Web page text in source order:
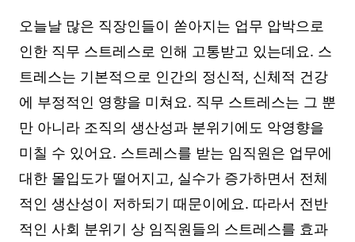
오늘날 많은 직장인들이 쏟아지는 업무 압박으로
인한 직무 스트레스로 인해 고통받고 있는데요. 스
트레스는 기본적으로 인간의 정신적, 신체적 건강
에 부정적인 영향을 미쳐요. 직무 스트레스는 그 뿐
만 아니라 조직의 생산성과 분위기에도 악영향을
미칠 수 있어요. 스트레스를 받는 임직원은 업무에
대한 몰입도가 떨어지고, 실수가 증가하면서 전체
적인 생산성이 저하되기 때문이에요. 따라서 전반
적인 사회 분위기 상 임직원들의 스트레스를 효과